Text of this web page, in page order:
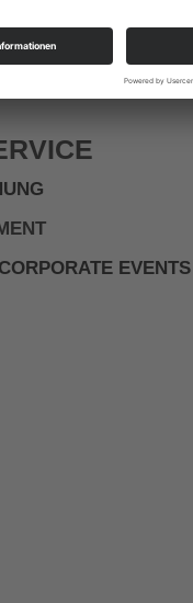
unsere Streetfood-
Telefon oder
zur Verfügung.
EVENTS